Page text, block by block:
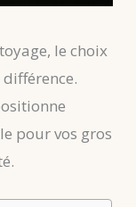
le choix
pour vos gros